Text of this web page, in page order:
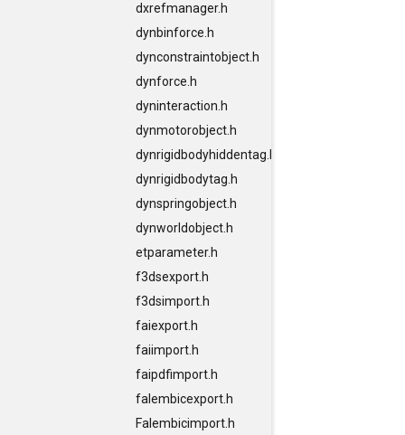
dxrefmanager.h
dynbinforce.h
dynconstraintobject.h
dynforce.h
dyninteraction.h
dynmotorobject.h
dynrigidbodyhiddentag.h
dynrigidbodytag.h
dynspringobject.h
dynworldobject.h
etparameter.h
f3dsexport.h
f3dsimport.h
faiexport.h
faiimport.h
faipdfimport.h
falembicexport.h
Falembicimport.h